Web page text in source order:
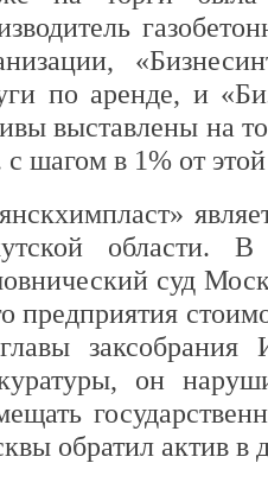
по аренде, и
выставлены на
с шагом в 1% от
области.
суд
предприятия
главы
он
обратил актив в